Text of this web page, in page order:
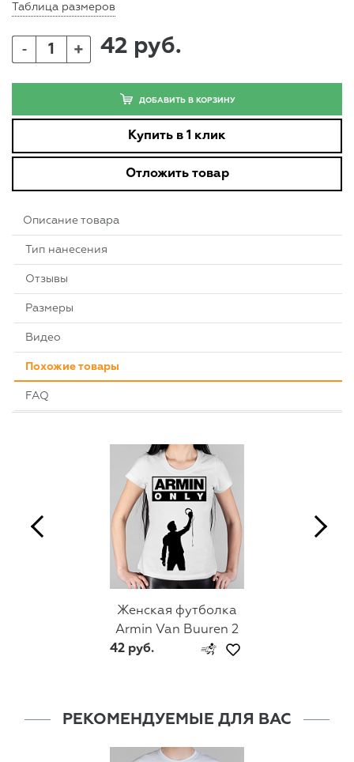
Таблица размеров
- + 42 руб.
ДОБАВИТЬ В КОРЗИНУ
Купить в 1 клик
Отложить товар
Описание товара
Тип нанесения
Отзывы
Размеры
Видео
Похожие товары
FAQ
Женская футболка
Armin Van Buuren 2
42 руб.
РЕКОМЕНДУЕМЫЕ ДЛЯ ВАС